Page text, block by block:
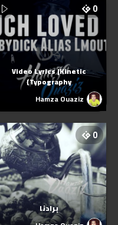
0
Video Lyrics |Kinetic
Typography}
Hamza Ouaziz
0
برادنا